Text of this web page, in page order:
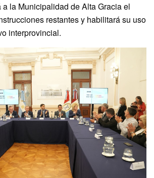
la Municipalidad de Alta Gracia el
restantes y habilitará su uso
interprovincial.